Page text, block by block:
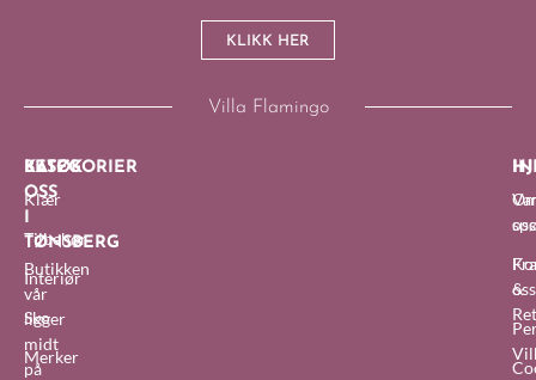
KLIKK HER
Villa Flamingo
BESØK
OSS
TØNSBERG
Butikken
vår
ligger
midt
på
KATEGORIER
Klær
Tilbehør
Interiør
Sko
Merker
oss
&
oss